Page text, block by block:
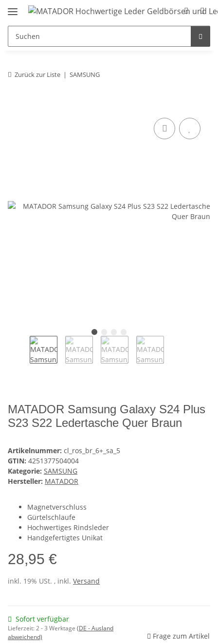
Zurück zur Liste SAMSUNG
MATADOR Samsung Galaxy S24 Plus
S23 S22 Ledertasche Quer Braun
Artikelnummer: cl_ros_br_6+_sa_5
GTIN: 4251377504004
Kategorie: SAMSUNG
Hersteller: MATADOR
Magnetverschluss
Gürtelschlaufe
Hochwertiges Rindsleder
Handgefertigtes Unikat
28,95 €
inkl. 19% USt. , inkl. Versand
Sofort verfügbar
Lieferzeit:2 - 3 Werktage (DE - Ausland
abweichend)
Frage zum Artikel